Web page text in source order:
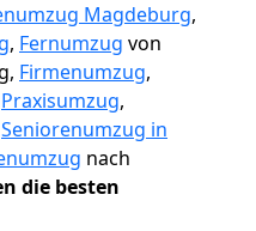
Magdeburg,
, Fernumzug von
Firmenumzug,
Praxisumzug,
Seniorenumzug in
nach
die besten